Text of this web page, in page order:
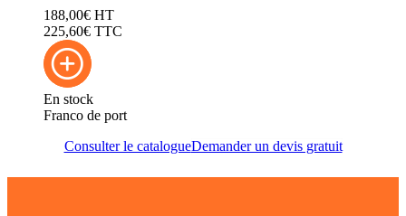
188,00€ HT
225,60€ TTC
En stock
Franco de port
Consulter le catalogueDemander un devis gratuit